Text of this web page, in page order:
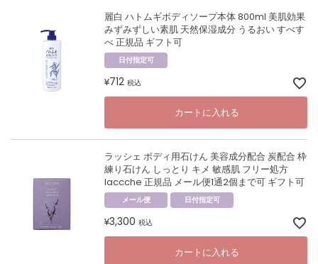
麗白 ハトムギボディソープ本体 800ml 美肌効果
みずみずしい素肌 天然保湿成分 うるおい すべす
べ 正規品 ギフト可
日付指定可
¥712 税込
カートに入れる
ラッシェ ボディ用石けん 美容成分配合 炭配合 枠
練り石けん しっとり キメ 敏感肌 フリー処方
laccche 正規品 メール便1通2個まで可 ギフト可
メール便 日付指定可
¥3,300 税込
カートに入れる